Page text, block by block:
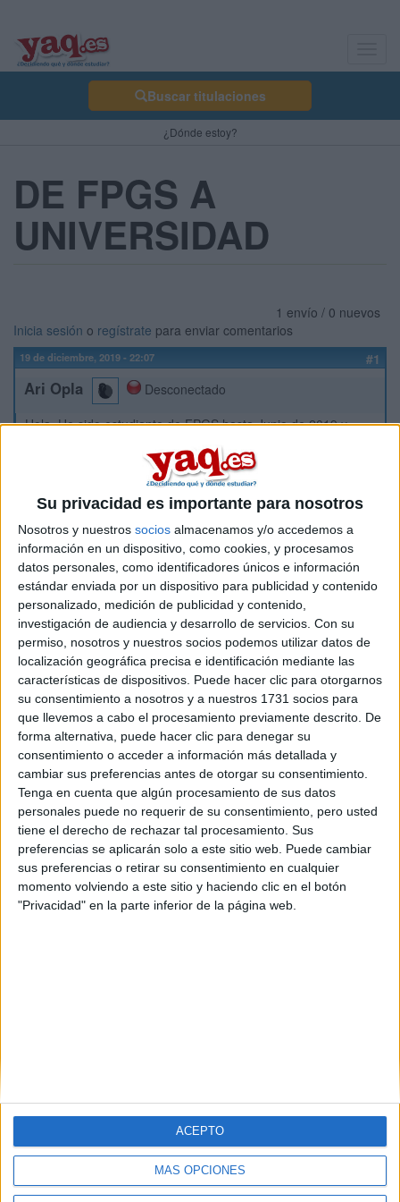
Su privacidad es importante para nosotros
Nosotros y nuestros socios almacenamos y/o accedemos a
información en un dispositivo, como cookies, y procesamos
datos personales, como identificadores únicos e información
estándar enviada por un dispositivo para publicidad y contenido
personalizado, medición de publicidad y contenido,
investigación de audiencia y desarrollo de servicios. Con su
permiso, nosotros y nuestros socios podemos utilizar datos de
localización geográfica precisa e identificación mediante las
características de dispositivos. Puede hacer clic para otorgarnos
su consentimiento a nosotros y a nuestros 1731 socios para
que llevemos a cabo el procesamiento previamente descrito. De
forma alternativa, puede hacer clic para denegar su
consentimiento o acceder a información más detallada y
cambiar sus preferencias antes de otorgar su consentimiento.
Tenga en cuenta que algún procesamiento de sus datos
personales puede no requerir de su consentimiento, pero usted
tiene el derecho de rechazar tal procesamiento. Sus
preferencias se aplicarán solo a este sitio web. Puede cambiar
sus preferencias o retirar su consentimiento en cualquier
momento volviendo a este sitio y haciendo clic en el botón
"Privacidad" en la parte inferior de la página web.
MÁS OPCIONES
ACEPTO
Buscar titulaciones
¿Dónde estoy?
DE FPGS A
UNIVERSIDAD
1 envío / 0 nuevos
Inicia sesión o regístrate para enviar comentarios
19 de diciembre, 2019 - 22:07 #1
Ari Opla
Desconectado
Hola. He sido estudiante de FPGS hasta Junio de 2019 y
pero no me fue posible por temas personales. Mis dudas:
¿qué pasos tengo que seguir para acceder? ¿Puedo acceder
a la fase general o solo a la específica de la Evau? ¿que
plazos hay? ¿Que nota de Corte hay para Criminología? Y si
alguien tiene alguna opinión acerca de este grado me sería
de ayuda.
Gracias de antemano.
Inicio
Etiquetas: Selectividad